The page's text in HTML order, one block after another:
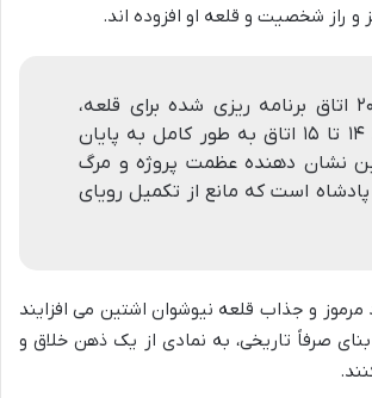
و راز شخصیت و قلعه او افزوده اند.
از میان ۲۰۰ اتاق برنامه ریزی شده برای قلعه،
تنها حدود ۱۴ تا ۱۵ اتاق به طور کامل به پایان
نشان دهنده عظمت پروژه و مرگ
است که مانع از تکمیل رویای
مرموز و جذاب قلعه نیوشوان اشتین می افزایند
بنای صرفاً تاریخی، به نمادی از یک ذهن خلاق و